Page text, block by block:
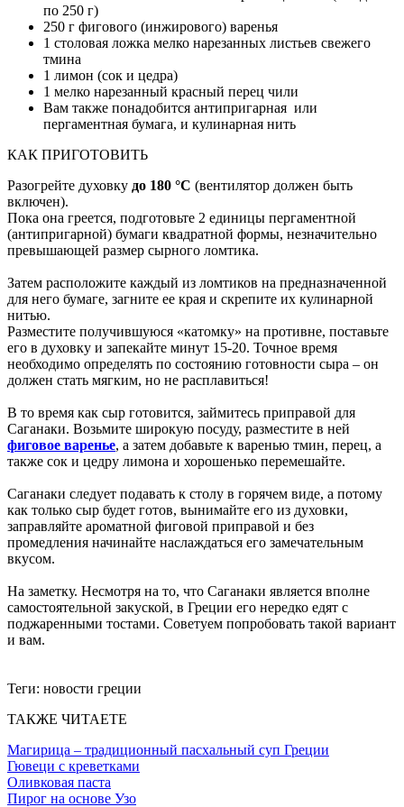
по 250 г)
250 г фигового (инжирового) варенья
1 столовая ложка мелко нарезанных листьев свежего
тмина
1 лимон (сок и цедра)
1 мелко нарезанный красный перец чили
Вам также понадобится антипригарная или
пергаментная бумага, и кулинарная нить
КАК ПРИГОТОВИТЬ
Разогрейте духовку до 180 °С (вентилятор должен быть
включен).
Пока она греется, подготовьте 2 единицы пергаментной
(антипригарной) бумаги квадратной формы, незначительно
превышающей размер сырного ломтика.
Затем расположите каждый из ломтиков на предназначенной
для него бумаге, загните ее края и скрепите их кулинарной
нитью.
Разместите получившуюся «катомку» на противне, поставьте
его в духовку и запекайте минут 15-20. Точное время
необходимо определять по состоянию готовности сыра – он
должен стать мягким, но не расплавиться!
В то время как сыр готовится, займитесь приправой для
Саганаки. Возьмите широкую посуду, разместите в ней
фиговое варенье, а затем добавьте к варенью тмин, перец, а
также сок и цедру лимона и хорошенько перемешайте.
Саганаки следует подавать к столу в горячем виде, а потому
как только сыр будет готов, вынимайте его из духовки,
заправляйте ароматной фиговой приправой и без
промедления начинайте наслаждаться его замечательным
вкусом.
На заметку. Несмотря на то, что Саганаки является вполне
самостоятельной закуской, в Греции его нередко едят с
поджаренными тостами. Советуем попробовать такой вариант
и вам.
Теги: новости греции
ТАКЖЕ ЧИТАЕТЕ
Магирица – традиционный пасхальный суп Греции
Гювеци с креветками
Оливковая паста
Пирог на основе Узо